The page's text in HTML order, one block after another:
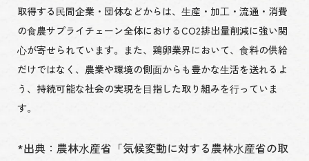
取得する⺠間企業・団体などからは、⽣産・加⼯・流通・消費
の⾷農サプライチェーン全体におけるCO2排出量削減に強い関
⼼が寄せられています。また、鶏卵業界において、⾷料の供給
だけではなく、農業や環境の側⾯からも豊かな⽣活を送れるよ
う、持続可能な社会の実現を⽬指した取り組みを⾏っていま
す。
*出典：農林⽔産省「気候変動に対する農林⽔産省の取